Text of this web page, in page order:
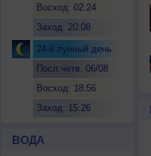
Восход: 02:24
Заход: 20:08
24-й лунный день
Посл.четв. 06/08
Восход: 18:56
Заход: 15:26
ВОДА